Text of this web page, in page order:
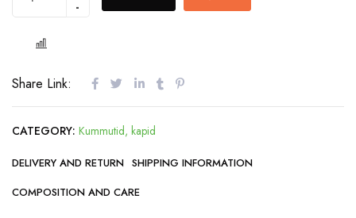
Share Link:
CATEGORY: Kummutid, kapid
DELIVERY AND RETURN SHIPPING INFORMATION
COMPOSITION AND CARE